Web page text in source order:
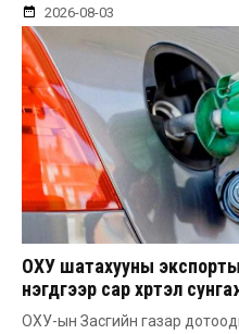
2026-08-03
ОХУ шатахууны
нэгдүгээр сар хүртэл
ОХУ-ын Засгийн газар